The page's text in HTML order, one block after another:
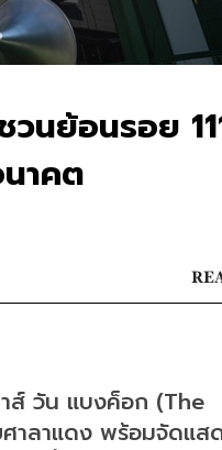
นย้อนรอย
าคต
าส์ วัน แบงค็อก (The
ศาลาแดง พร้อมจัดแส